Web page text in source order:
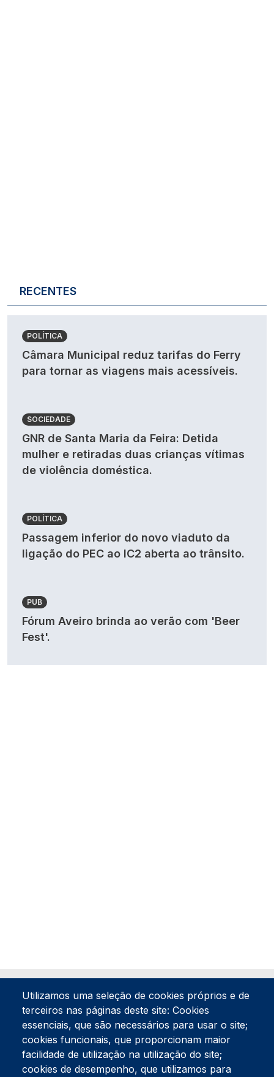
RECENTES
POLÍTICA
Câmara Municipal reduz tarifas do Ferry
para tornar as viagens mais acessíveis.
SOCIEDADE
GNR de Santa Maria da Feira: Detida
mulher e retiradas duas crianças vítimas
de violência doméstica.
POLÍTICA
Passagem inferior do novo viaduto da
ligação do PEC ao IC2 aberta ao trânsito.
PUB
Fórum Aveiro brinda ao verão com 'Beer
Fest'.
Tel:234 390 100Fax:234 390 100
Utilizamos uma seleção de cookies próprios e de
terceiros nas páginas deste site: Cookies
essenciais, que são necessários para usar o site;
cookies funcionais, que proporcionam maior
facilidade de utilização na utilização do site;
cookies de desempenho, que utilizamos para